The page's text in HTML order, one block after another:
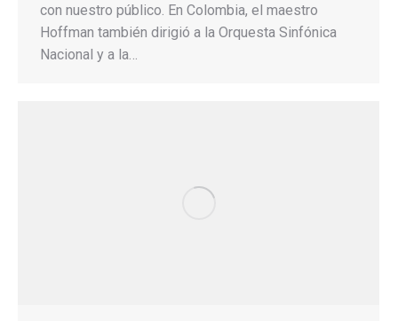
con nuestro público. En Colombia, el maestro
Hoffman también dirigió a la Orquesta Sinfónica
Nacional y a la…